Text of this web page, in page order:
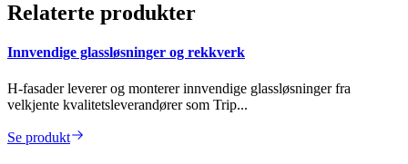
Relaterte produkter
Innvendige glassløsninger og rekkverk
H-fasader leverer og monterer innvendige glassløsninger fra
velkjente kvalitetsleverandører som Trip...
Se produkt